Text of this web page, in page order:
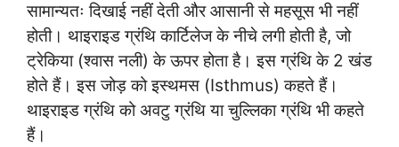
सामान्यतः दिखाई नहीं देती और आसानी से महसूस भी नहीं
होती। थाइराइड ग्रंथि कार्टिलेज के नीचे लगी होती है, जो
ट्रेकिया (श्वास नली) के ऊपर होता है। इस ग्रंथि के 2 खंड
होते हैं। इस जोड़ को इस्थमस (Isthmus) कहते हैं।
थाइराइड ग्रंथि को अवटु ग्रंथि या चुल्लिका ग्रंथि भी कहते
हैं।